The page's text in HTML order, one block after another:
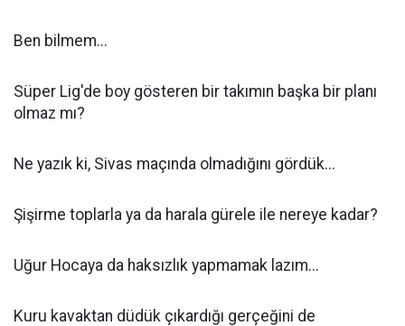
Ben bilmem...
Süper Lig'de boy gösteren bir takımın başka bir planı
olmaz mı?
Ne yazık ki, Sivas maçında olmadığını gördük...
Şişirme toplarla ya da harala gürele ile nereye kadar?
Uğur Hocaya da haksızlık yapmamak lazım...
Kuru kavaktan düdük çıkardığı gerçeğini de